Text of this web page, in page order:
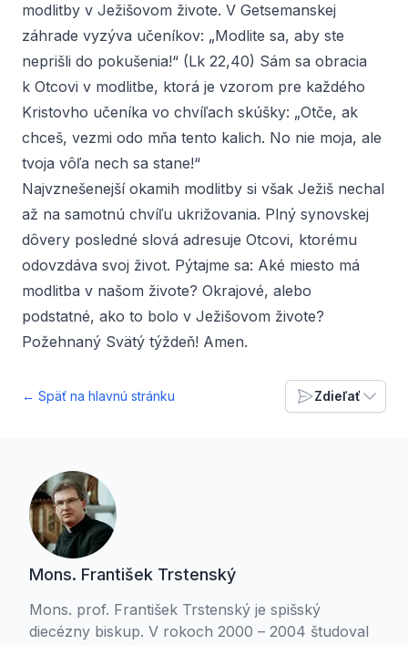
modlitby v Ježišovom živote. V Getsemanskej
záhrade vyzýva učeníkov: „Modlite sa, aby ste
neprišli do pokušenia!“ (Lk 22,40) Sám sa obracia
k Otcovi v modlitbe, ktorá je vzorom pre každého
Kristovho učeníka vo chvíľach skúšky: „Otče, ak
chceš, vezmi odo mňa tento kalich. No nie moja, ale
tvoja vôľa nech sa stane!“
Najvznešenejší okamih modlitby si však Ježiš nechal
až na samotnú chvíľu ukrižovania. Plný synovskej
dôvery posledné slová adresuje Otcovi, ktorému
odovzdáva svoj život. Pýtajme sa: Aké miesto má
modlitba v našom živote? Okrajové, alebo
podstatné, ako to bolo v Ježišovom živote?
Požehnaný Svätý týždeň! Amen.
← Späť na hlavnú stránku Zdieľať
Mons. František Trstenský
Mons. prof. František Trstenský je spišský
diecézny biskup. V rokoch 2000 – 2004 študoval